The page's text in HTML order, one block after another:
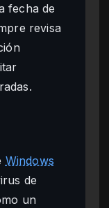
fecha de
revisa
Windows
de
un